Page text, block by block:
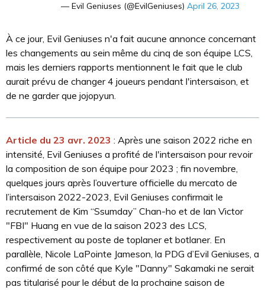
— Evil Geniuses (@EvilGeniuses) April 26, 2023
À ce jour, Evil Geniuses n'a fait aucune annonce concernant
les changements au sein même du cinq de son équipe LCS,
mais les derniers rapports mentionnent le fait que le club
aurait prévu de changer 4 joueurs pendant l'intersaison, et
de ne garder que jojopyun.
Article du 23 avr. 2023 : Après une saison 2022 riche en
intensité, Evil Geniuses a profité de l'intersaison pour revoir
la composition de son équipe pour 2023 ; fin novembre,
quelques jours après l’ouverture officielle du mercato de
l’intersaison 2022-2023, Evil Geniuses confirmait le
recrutement de Kim “Ssumday” Chan-ho et de Ian Victor
"FBI" Huang en vue de la saison 2023 des LCS,
respectivement au poste de toplaner et botlaner. En
parallèle, Nicole LaPointe Jameson, la PDG d’Evil Geniuses, a
confirmé de son côté que Kyle "Danny" Sakamaki ne serait
pas titularisé pour le début de la prochaine saison de